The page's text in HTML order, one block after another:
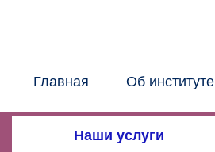
Главная Об институте
Наши услуги